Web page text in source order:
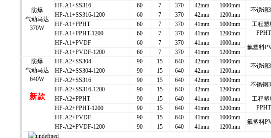
防爆
气动马达
370W
HP-A1+SS316
60 7 370 42mm 1000mm
不锈钢
HP-A1+SS316-1200
60 7 370 42mm 1200mm
HP-A1+PPHT
60 7 370 41mm 1000mm
工程塑
PPHT
HP-A1+PPHT-1200
60 7 370 41mm 1200mm
HP-A1+PVDF
60 7 370 41mm 1000mm
氟塑料
HP-A1+PVDF-1200
60 7 370 41mm 1200mm
防爆
气动马达
640W
新款
HP-A2+SS304 90 15 640 42mm 1000mm
不锈钢
HP-A2+SS304-1200
90 15 640 42mm 1200mm
HP-A2+SS316
90 15 640 42mm 1000mm
不锈钢
HP-A2+SS316-1200
90 15 640 42mm 1200mm
HP-A2+PPHT
90 15 640 41mm 1000mm
工程塑
PPHT
HP-A2+PPHT-1200
90 15 640 41mm 1200mm
HP-A2+PVDF
90 15 640 41mm 1000mm
氟塑料
HP-A2+PVDF-1200
90 15 640 41mm 1200mm